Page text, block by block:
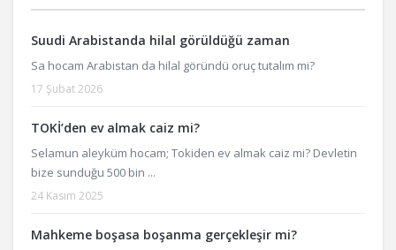
Suudi Arabistanda hilal görüldüğü zaman
Sa hocam Arabistan da hilal göründü oruç tutalım mi?
17 Şubat 2026
TOKİ’den ev almak caiz mi?
Selamun aleyküm hocam; Tokiden ev almak caiz mi? Devletin
bize sunduğu 500 bin ...
24 Kasım 2025
Mahkeme boşasa boşanma gerçekleşir mi?